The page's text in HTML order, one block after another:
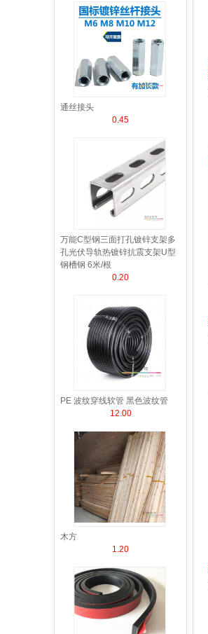
通丝接头
0.45
万能C型钢三面打孔镀锌支架多
孔光伏导轨热镀锌抗震支架U型
钢槽钢 6米/根
0.20
PE 波纹穿线软管 黑色波纹管
12.00
木方
1.20